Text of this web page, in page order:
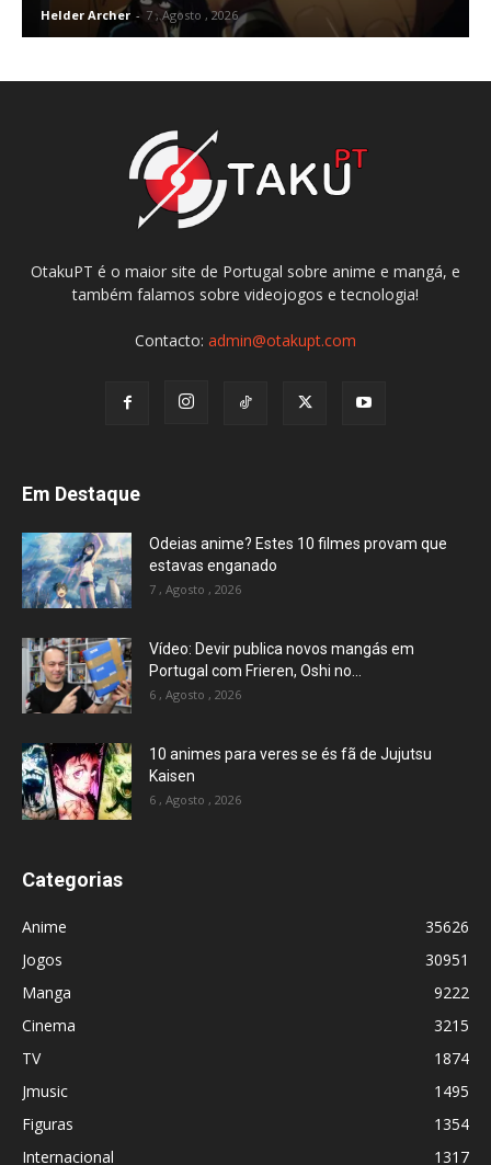
Helder Archer - 7 , Agosto , 2026
OtakuPT é o maior site de Portugal sobre anime e mangá, e
também falamos sobre videojogos e tecnologia!
Contacto: admin@otakupt.com
Em Destaque
Odeias anime? Estes 10 filmes provam que
estavas enganado
7 , Agosto , 2026
Vídeo: Devir publica novos mangás em
Portugal com Frieren, Oshi no...
6 , Agosto , 2026
10 animes para veres se és fã de Jujutsu
Kaisen
6 , Agosto , 2026
Categorias
Anime
35626
Jogos
30951
Manga
9222
Cinema
3215
TV
1874
Jmusic
1495
Figuras
1354
Internacional
1317